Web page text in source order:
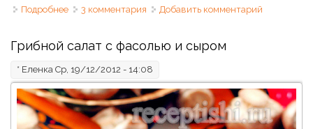
Подробнее о Курник с курицей, грибами и рисом
3 комментария Добавить комментарий
Грибной салат с фасолью и сыром
* Еленка Ср, 19/12/2012 - 14:08